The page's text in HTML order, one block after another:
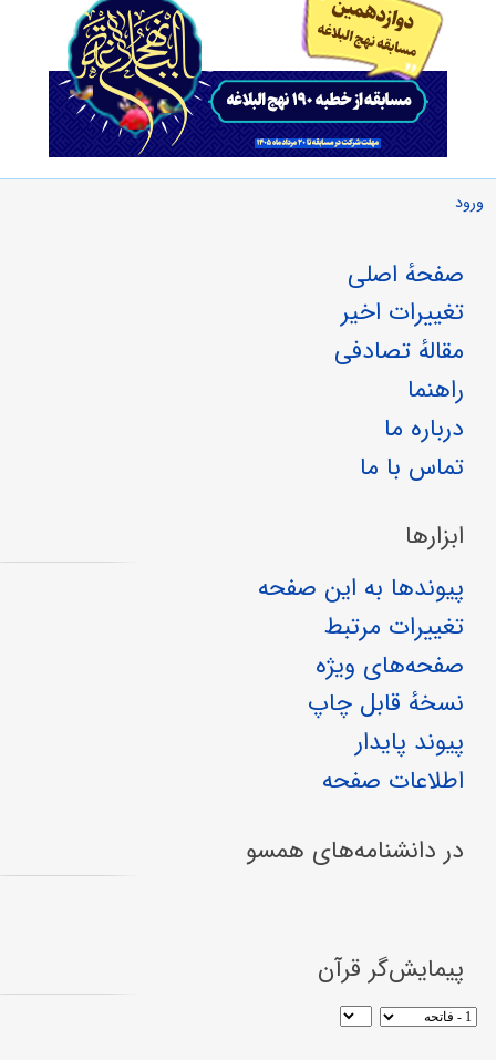
ورود
صفحهٔ اصلی
تغییرات اخیر
مقالهٔ تصادفی
راهنما
درباره ما
تماس با ما
ابزارها
پیوندها به این صفحه
تغییرات مرتبط
صفحه‌های ویژه
نسخهٔ قابل چاپ
پیوند پایدار
اطلاعات صفحه
در دانشنامه‌های همسو
پیمایش‌گر قرآن